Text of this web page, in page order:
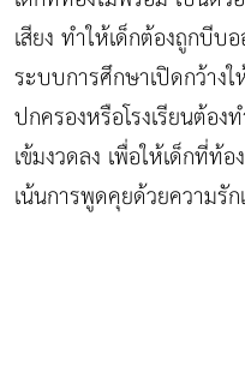
เสียง ทำให้เด็กต้องถูกบีบ
ระบบการศึกษาเปิดกว้าง
ปกครองหรือโรงเรียนต้อ
เข้มงวดลง เพื่อให้เด็กที่ท้
เน้นการพูดคุยด้วยความรัก